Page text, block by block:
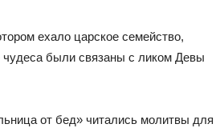
ехало царское семейство,
чудеса были связаны с ликом Девы
от бед» читались молитвы для